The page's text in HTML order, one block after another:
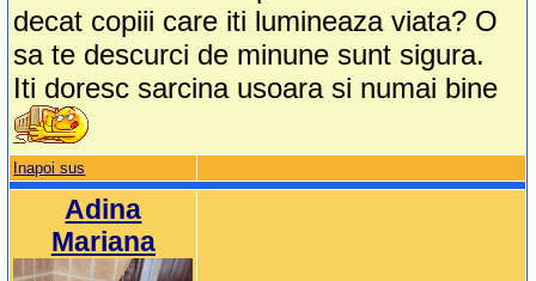
decat copiii care iti lumineaza viata? O
sa te descurci de minune sunt sigura.
Iti doresc sarcina usoara si numai bine
Inapoi sus
Adina
Mariana